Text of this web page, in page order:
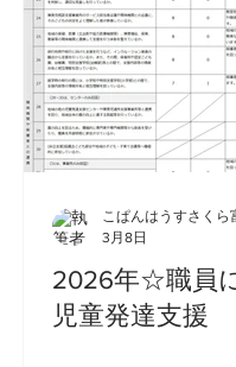
2026年☆職員
児童発達支援
こぱんはうすさくら
3月8日